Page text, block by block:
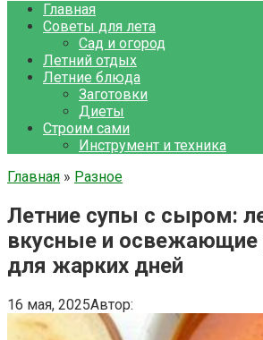
Главная
Советы для лета
Сад и огород
Летний отдых
Летние блюда
Заготовки
Диеты
Строим сами
Инструмент и техника
Главная » Разное
Летние супы с сыром:
вкусные и освежающие
для жарких дней
16 мая, 2025Автор: